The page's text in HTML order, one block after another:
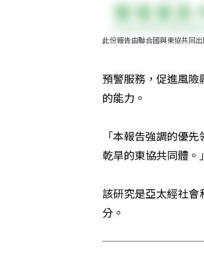
此份報告由聯合國與東協共同出
預警服務，促進風
的能力。
「本報告強調的優
乾旱的東協共同體
該研究是亞太經社
分。